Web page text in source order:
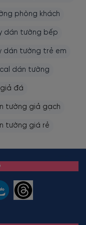
phòng khách
dán tường bếp
dán tường trẻ em
dán tường
đá
tường giả gạch
tường giá rẻ